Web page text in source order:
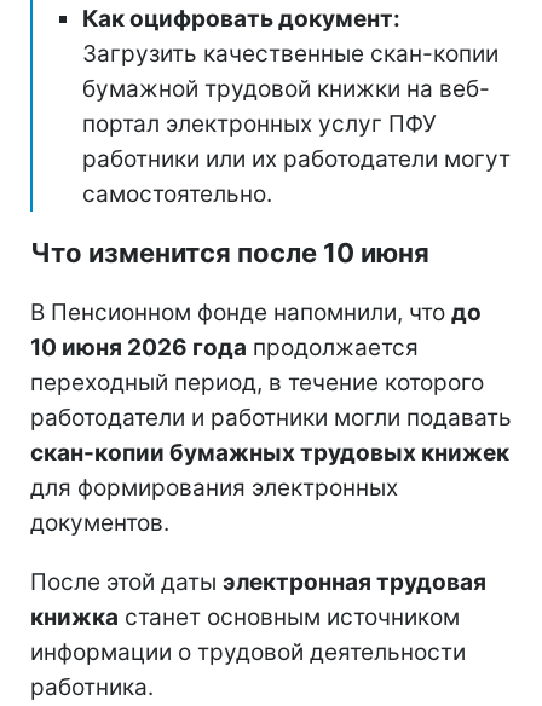
Как оцифровать документ:
Загрузить качественные скан-копии
бумажной трудовой книжки на веб-
портал электронных услуг ПФУ
работники или их работодатели могут
самостоятельно.
Что изменится после 10 июня
В Пенсионном фонде напомнили, что до
10 июня 2026 года продолжается
переходный период, в течение которого
работодатели и работники могли подавать
скан-копии бумажных трудовых книжек
для формирования электронных
документов.
После этой даты электронная трудовая
книжка станет основным источником
информации о трудовой деятельности
работника.